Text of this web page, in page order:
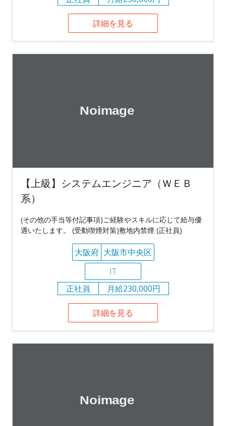
詳細を見る
【上級】システムエンジニア（ＷＥＢ
系）
(その他の手当等付記事項)ご経験やスキルに応じて給与優
遇いたします。 (受動喫煙対策)敷地内禁煙 (正社員)
大阪府 大阪市中央区
IT
正社員
月給230,000円
詳細を見る